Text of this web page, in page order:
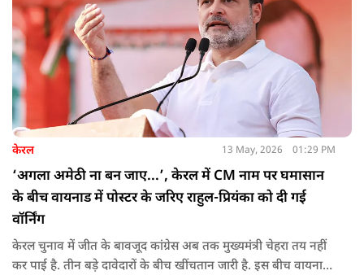
केरल 13 May, 2026 01:29 PM
‘अगला अमेठी ना बन जाए...’, केरल में CM नाम पर घमासान
के बीच वायनाड में पोस्टर के जरिए राहुल-प्रियंका को दी गई
वॉर्निंग
केरल चुनाव में जीत के बावजूद कांग्रेस अब तक मुख्यमंत्री चेहरा तय नहीं
कर पाई है. तीन बड़े दावेदारों के बीच खींचतान जारी है. इस बीच वायनाड